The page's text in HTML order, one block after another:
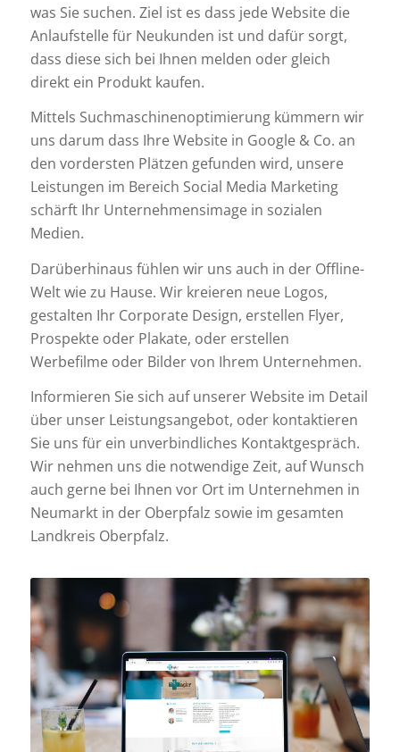
was Sie suchen. Ziel ist es dass jede Website die
Anlaufstelle für Neukunden ist und dafür sorgt,
dass diese sich bei Ihnen melden oder gleich
direkt ein Produkt kaufen.
Mittels Suchmaschinenoptimierung kümmern wir
uns darum dass Ihre Website in Google & Co. an
den vordersten Plätzen gefunden wird, unsere
Leistungen im Bereich Social Media Marketing
schärft Ihr Unternehmensimage in sozialen
Medien.
Darüberhinaus fühlen wir uns auch in der Offline-
Welt wie zu Hause. Wir kreieren neue Logos,
gestalten Ihr Corporate Design, erstellen Flyer,
Prospekte oder Plakate, oder erstellen
Werbefilme oder Bilder von Ihrem Unternehmen.
Informieren Sie sich auf unserer Website im Detail
über unser Leistungsangebot, oder kontaktieren
Sie uns für ein unverbindliches Kontaktgespräch.
Wir nehmen uns die notwendige Zeit, auf Wunsch
auch gerne bei Ihnen vor Ort im Unternehmen in
Neumarkt in der Oberpfalz sowie im gesamten
Landkreis Oberpfalz.